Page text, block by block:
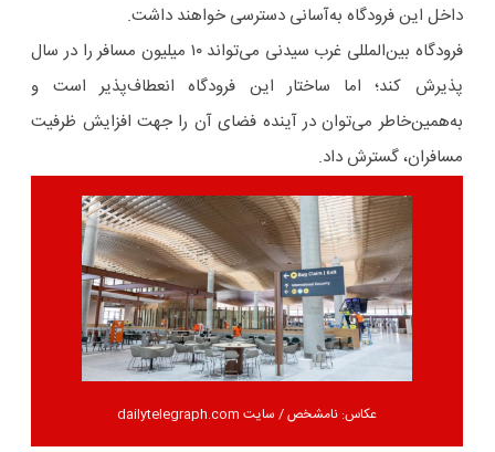
داخل این فرودگاه به‌آسانی دسترسی خواهند داشت.
فرودگاه بین‌المللی غرب سیدنی می‌تواند ۱۰ میلیون مسافر را در سال
پذیرش کند؛ اما ساختار این فرودگاه انعطاف‌پذیر است و
به‌همین‌خاطر می‌توان در آینده فضای آن را جهت افزایش ظرفیت
مسافران، گسترش داد.
عکاس: نامشخص / سایت dailytelegraph.com